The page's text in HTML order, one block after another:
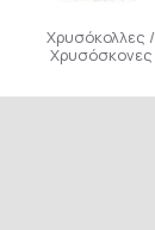
Χρυσόκολλες /
Χρυσόσκονες